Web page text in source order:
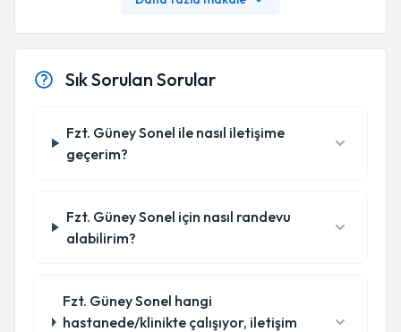
Sık Sorulan Sorular
Fzt. Güney Sonel ile nasıl iletişime
geçerim?
Fzt. Güney Sonel için nasıl randevu
alabilirim?
Fzt. Güney Sonel hangi
hastanede/klinikte çalışıyor, iletişim